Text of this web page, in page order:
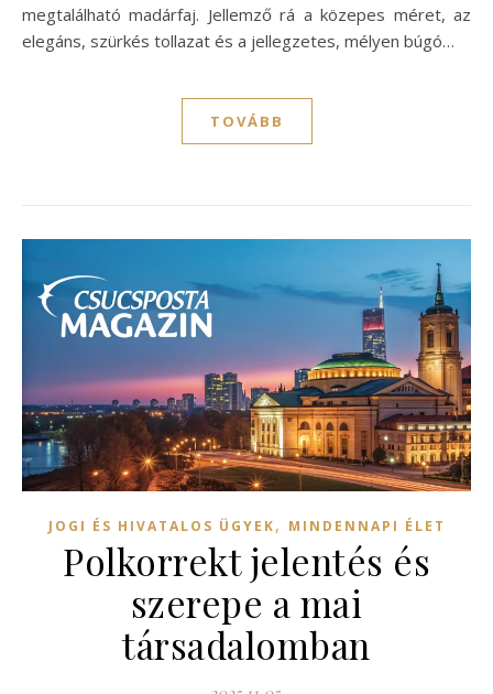
megtalálható madárfaj. Jellemző rá a közepes méret, az
elegáns, szürkés tollazat és a jellegzetes, mélyen búgó…
TOVÁBB
JOGI ÉS HIVATALOS ÜGYEK, MINDENNAPI ÉLET
Polkorrekt jelentés és
szerepe a mai
társadalomban